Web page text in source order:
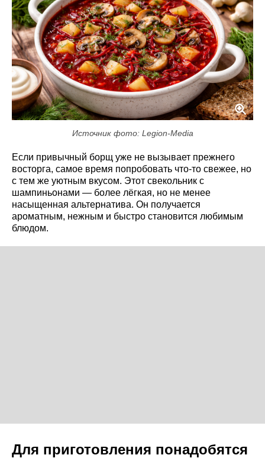
Источник фото: Legion-Media
Если привычный борщ уже не вызывает прежнего
восторга, самое время попробовать что-то свежее, но
с тем же уютным вкусом. Этот свекольник с
шампиньонами — более лёгкая, но не менее
насыщенная альтернатива. Он получается
ароматным, нежным и быстро становится любимым
блюдом.
Для приготовления понадобятся